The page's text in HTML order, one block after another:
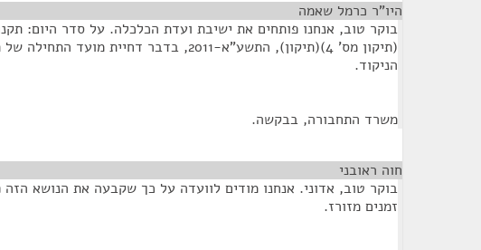
היו"ר כרמל שאמה
בוקר טוב, אנחנו פותחים את ישיבת ועדת הכלכלה. על סדר היום:
(תיקון מס' 4)(תיקון), התשע"א-2011, בדבר דחיית מועד
הניקוד.
משרד התחבורה, בבקשה.
חוה ראובני
בוקר טוב, אדוני. אנחנו מודים לוועדה על כך שקבעה את הנושא הזה
זמנים מזורז.